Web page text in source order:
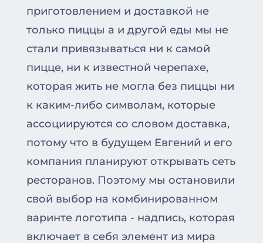
приготовлением и доставкой не
только пиццы а и другой еды мы не
стали привязываться ни к самой
пицце, ни к известной черепахе,
которая жить не могла без пиццы ни
к каким-либо символам, которые
ассоциируются со словом доставка,
потому что в будущем Евгений и его
компания планируют открывать сеть
ресторанов. Поэтому мы остановили
свой выбор на комбинированном
варинте логотипа - надпись, которая
включает в себя элемент из мира